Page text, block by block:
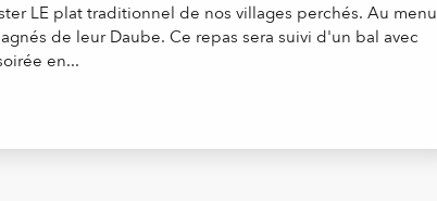
LE plat traditionnel de nos villages perchés. Au menu
de leur Daube. Ce repas sera suivi d'un bal avec
en...